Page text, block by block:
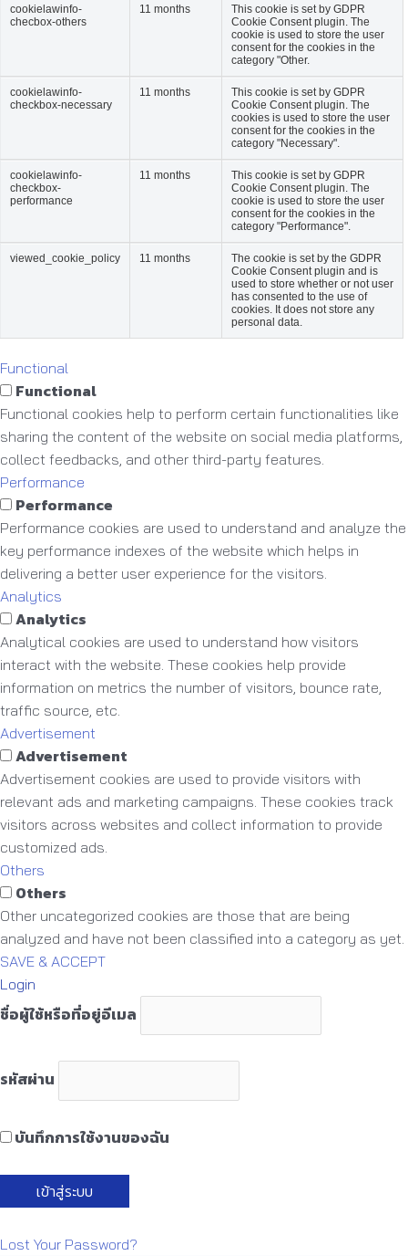
cookielawinfo-
checbox-others
11 months
This cookie is set by GDPR
Cookie Consent plugin. The
cookie is used to store the user
consent for the cookies in the
category "Other.
cookielawinfo-
checkbox-necessary
11 months
This cookie is set by GDPR
Cookie Consent plugin. The
cookies is used to store the user
consent for the cookies in the
category "Necessary".
cookielawinfo-
checkbox-
performance
11 months
This cookie is set by GDPR
Cookie Consent plugin. The
cookie is used to store the user
consent for the cookies in the
category "Performance".
viewed_cookie_policy 11 months
The cookie is set by the GDPR
Cookie Consent plugin and is
used to store whether or not user
has consented to the use of
cookies. It does not store any
personal data.
Functional
Functional
Functional cookies help to perform certain functionalities like
sharing the content of the website on social media platforms,
collect feedbacks, and other third-party features.
Performance
Performance
Performance cookies are used to understand and analyze the
key performance indexes of the website which helps in
delivering a better user experience for the visitors.
Analytics
Analytics
Analytical cookies are used to understand how visitors
interact with the website. These cookies help provide
information on metrics the number of visitors, bounce rate,
traffic source, etc.
Advertisement
Advertisement
Advertisement cookies are used to provide visitors with
relevant ads and marketing campaigns. These cookies track
visitors across websites and collect information to provide
customized ads.
Others
Others
Other uncategorized cookies are those that are being
analyzed and have not been classified into a category as yet.
SAVE & ACCEPT
Login
ชื่อผู้ใช้หรือที่อยู่อีเมล
รหัสผ่าน
บันทึกการใช้งานของฉัน
Lost Your Password?